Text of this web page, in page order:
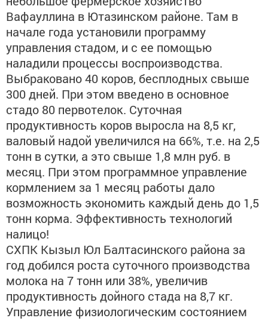
Вафауллина в Ютазинском районе. Там в
начале года установили программу
управления стадом, и с ее помощью
наладили процессы воспроизводства.
Выбраковано 40 коров, бесплодных свыше
300 дней. При этом введено в основное
стадо 80 первотелок. Суточная
продуктивность коров выросла на 8,5 кг,
валовый надой увеличился на 66%, т.е. на 2,5
тонн в сутки, а это свыше 1,8 млн руб. в
месяц. При этом программное управление
кормлением за 1 месяц работы дало
возможность экономить каждый день до 1,5
тонн корма. Эффективность технологий
налицо!
СХПК Кызыл Юл Балтасинского района за
год добился роста суточного производства
молока на 7 тонн или 38%, увеличив
продуктивность дойного стада на 8,7 кг.
Управление физиологическим состоянием